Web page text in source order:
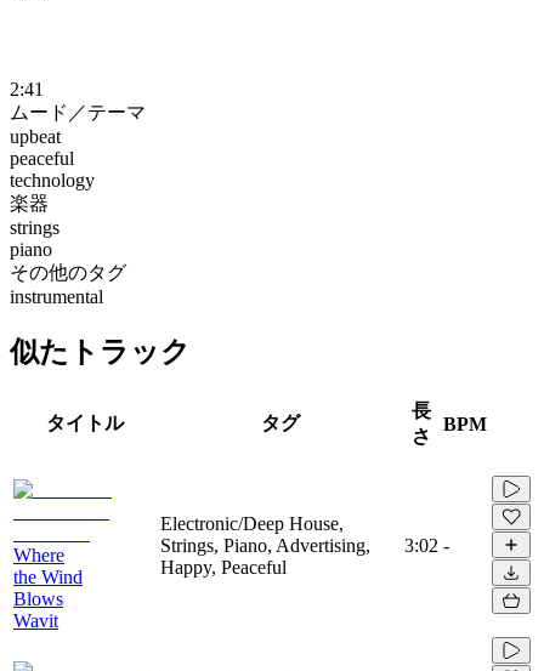
2:41
ムード／テーマ
upbeat
peaceful
technology
楽器
strings
piano
その他のタグ
instrumental
似たトラック
タイトル タグ
長
さ
BPM
Where
the Wind
Blows
Wavit
Electronic/Deep House,
Strings, Piano, Advertising,
Happy, Peaceful
3:02 -